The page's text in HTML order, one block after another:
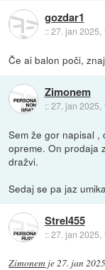
gozdar1
::27. jan 2025,
Če ai balon poči,
Zimonem
::27. jan 2025,
Sem že gor napisal ,
opreme. On prodaja
dražvi.
Sedaj se pa jaz
Strel455
::27. jan 2025,
Zimonem je27. jan